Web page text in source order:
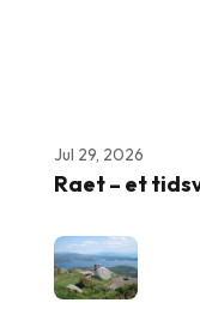
Jul 29, 2026
Raet – et